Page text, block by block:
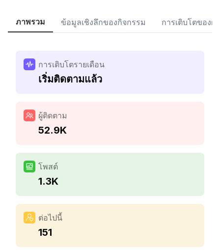
ภาพรวม ข้อมูลเชิงลึกของกิจกรรม การเติบโตของผู้
การเติบโตรายเดือน
เริ่มติดตามแล้ว
ผู้ติดตาม
52.9K
โพสต์
1.3K
ต่อไปนี้
151